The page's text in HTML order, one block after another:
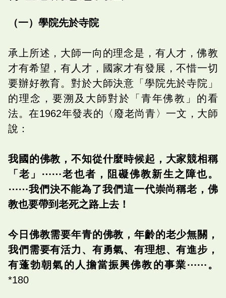
（一）學院先於寺院
承上所述，大師一向的理念是，有人才，佛教
才有希望，有人才，國家才有發展，不惜一切
要辦好教育。對於大師決意「學院先於寺院」
的理念，要溯及大師對於「青年佛教」的看
法。在1962年發表的〈廢老尚青〉一文，大師
說：
我國的佛教，不知從什麼時候起，大家競相稱
「老」⋯⋯老也者，阻礙佛教新生之障也。
⋯⋯我們決不能為了我們這一代崇尚稱老，佛
教也要帶到老死之路上去！
今日佛教需要年青的佛教，年齡的老少無關，
我們需要有活力、有勇氣、有理想、有進步，
有蓬勃朝氣的人擔當振興佛教的事業⋯⋯。
*180